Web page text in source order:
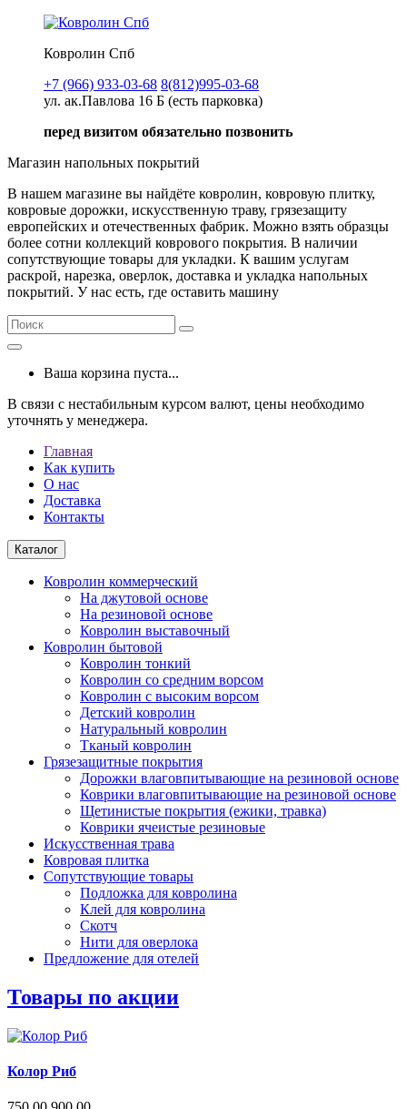
Ковролин Спб
+7 (966) 933-03-68 8(812)995-03-68
ул. ак.Павлова 16 Б (есть парковка)
перед визитом обязательно позвонить
Магазин напольных покрытий
В нашем магазине вы найдёте ковролин, ковровую плитку,
ковровые дорожки, искусственную траву, грязезащиту
европейских и отечественных фабрик. Можно взять образцы
более сотни коллекций коврового покрытия. В наличии
сопутствующие товары для укладки. К вашим услугам
раскрой, нарезка, оверлок, доставка и укладка напольных
покрытий. У нас есть, где оставить машину
Ваша корзина пуста...
В связи с нестабильным курсом валют, цены необходимо
уточнять у менеджера.
Главная
Как купить
О нас
Доставка
Контакты
Каталог
Ковролин коммерческий
На джутовой основе
На резиновой основе
Ковролин выставочный
Ковролин бытовой
Ковролин тонкий
Ковролин со средним ворсом
Ковролин с высоким ворсом
Детский ковролин
Натуральный ковролин
Тканый ковролин
Грязезащитные покрытия
Дорожки влаговпитывающие на резиновой основе
Коврики влаговпитывающие на резиновой основе
Щетинистые покрытия (ежики, травка)
Коврики ячеистые резиновые
Искусственная трава
Ковровая плитка
Сопутствующие товары
Подложка для ковролина
Клей для ковролина
Скотч
Нити для оверлока
Предложение для отелей
Товары по акции
Колор Риб